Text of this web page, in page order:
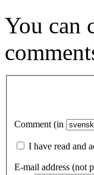
You can
Comment (in
I have read and
E-mail address (not